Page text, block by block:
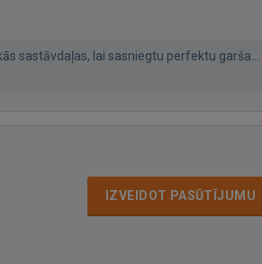
sastāvdaļas, lai sasniegtu perfektu garša...
IZVEIDOT PASŪTĪJUMU